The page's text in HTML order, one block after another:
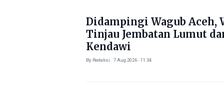
Didampingi Wagub Aceh,
Tinjau Jembatan Lumut
Kendawi
By Redaksi . 7 Aug 2026 - 11:34